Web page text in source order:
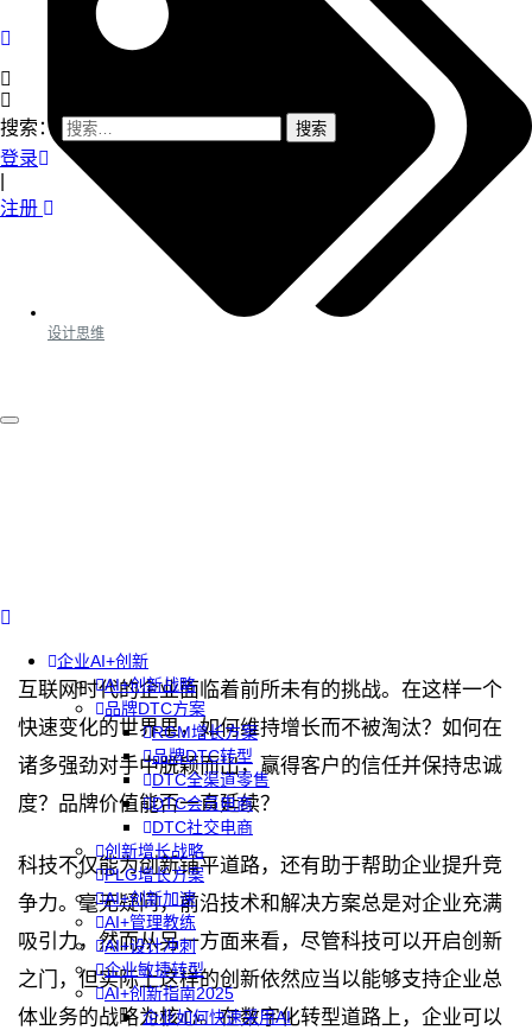
搜索：
登录
注册
企业AI+创新
AI+创新战略
品牌DTC方案
RGM增长方案
品牌DTC转型
DTC全渠道零售
DTC会员电商
DTC社交电商
创新增长战略
PLG增长方案
AI+创新加速
AI+管理教练
AI+设计冲刺
企业敏捷转型
AI+创新指南2025
企业如何快速采用AI
设计思维
互联网时代的企业面临着前所未有的挑战。在这样一个
快速变化的世界里，如何维持增长而不被淘汰？如何在
诸多强劲对手中脱颖而出，赢得客户的信任并保持忠诚
度？品牌价值能否一直延续？
科技不仅能为创新铺平道路，还有助于帮助企业提升竞
争力。毫无疑问，前沿技术和解决方案总是对企业充满
吸引力，然而从另一方面来看，尽管科技可以开启创新
之门，但实际上这样的创新依然应当以能够支持企业总
体业务的战略为核心。在数字化转型道路上，企业可以